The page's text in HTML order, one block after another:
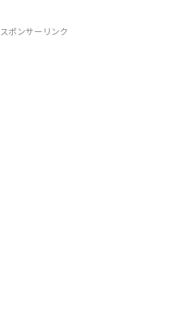
スポンサーリンク